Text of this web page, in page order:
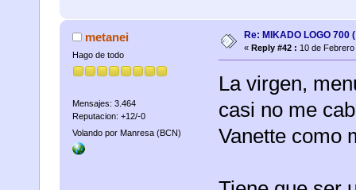
metanei
Hago de todo
Mensajes: 3.464
Reputacion: +12/-0
Volando por Manresa (BCN)
Re: MIKADO LOGO 700
« Reply #42 : 10 de
La virgen,
casi no me
Vanette como